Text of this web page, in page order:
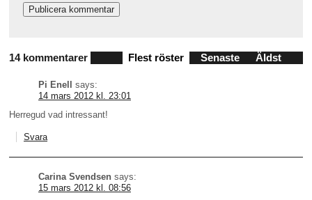
14 kommentarer Flest röster Senaste Äldst
Pi Enell
says:
14 mars 2012 kl. 23:01
Herregud vad intressant!
Svara
Carina Svendsen says:
15 mars 2012 kl. 08:56